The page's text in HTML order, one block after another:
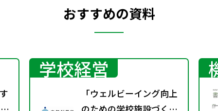
画・工芸 ■古文の窓
５･･･恋愛と結婚"
３･･･恋愛と結婚
おすすめの資料
学校経営
「ウェルビーイング向上
のための学校施設づくり